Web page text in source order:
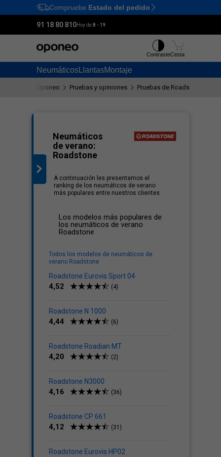
Ctrl M
Compruebe Estado del pedido
91 18 80 810Hoy de:8 - 19
Neumáticos LlantasMontaje
ContrasteCesta
Oponeo Pruebas y opiniones Pruebas de Roadstone
Neumáticos
de verano:
Roadstone
A continuación les presentamos el
ranking de los neumáticos de verano
más populares entre nuestros clientes
Los modelos más populares de
los neumáticos de verano
Roadstone
Todos los modelos de neumáticos de
verano Roadstone
Roadstone Eurovis Sport 04
4,52 (4)
Roadstone N 1000
4,44 (6)
Roadstone Roadian MT
4,20 (2)
Roadstone N3000
4,16 (36)
Roadstone CP 661
4,12 (31)
Roadstone Eurovis HP02